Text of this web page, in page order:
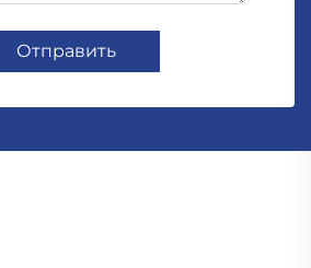
Отправить